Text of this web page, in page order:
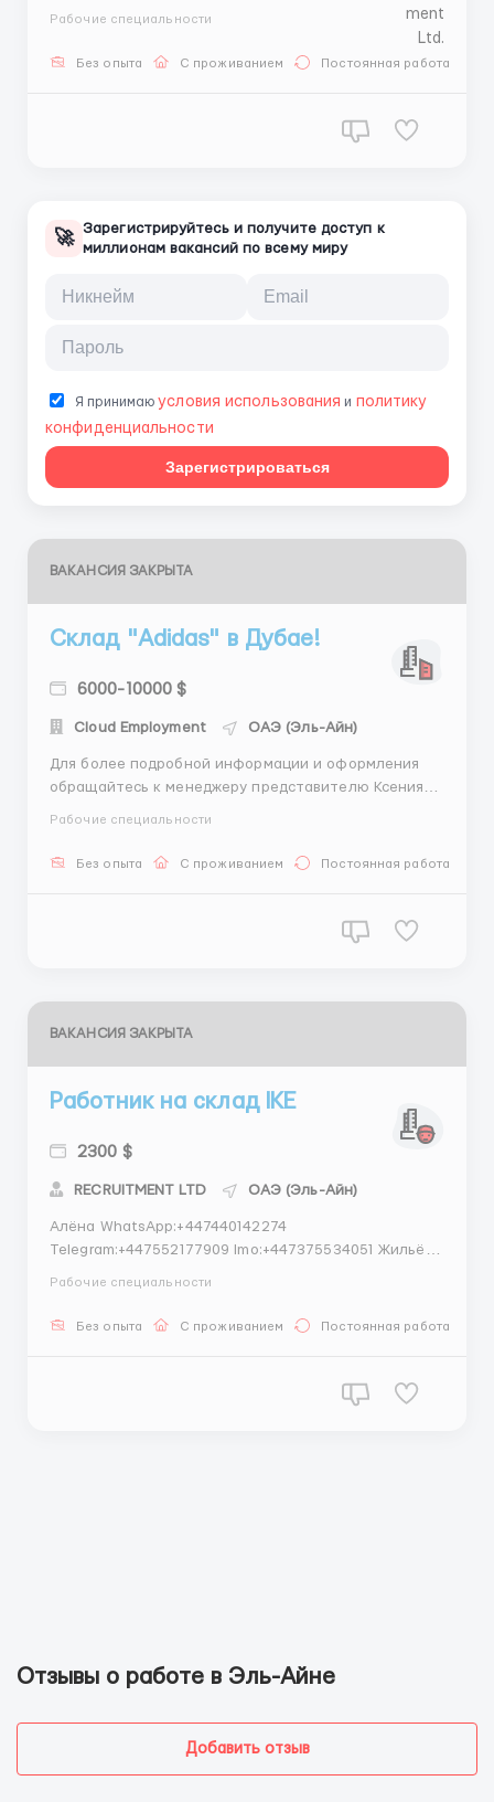
объектов, энергетических и буровых установок,
мужчины, женщины, семейные пары, бригады.
Рабочие специальности
Без опыта С проживанием Постоянная работа
🚀 Зарегистрируйтесь и получите доступ к
миллионам вакансий по всему миру
Я принимаюусловия использования и политику
конфиденциальности
Зарегистрироваться
ВАКАНСИЯ ЗАКРЫТА
Склад "Adidas" в Дубае!
6000-10000 $
Cloud Employment ОАЭ (Эль-Айн)
Для более подробной информации и оформления
обращайтесь к менеджеру представителю Ксения
знания языка(всему обучают,ещё и обучение
Рабочие специальности
Без опыта С проживанием Постоянная работа
ВАКАНСИЯ ЗАКРЫТА
Работник на склад IKE
2300 $
RECRUITMENT LTD ОАЭ (Эль-Айн)
Алёна WhatsApp:+447440142274
Telegram:+447552177909 Imo:+447375534051 Жильё
и женщины, семейные пары. Возраст: 18-65 лет Язык
Рабочие специальности
Без опыта С проживанием Постоянная работа
Отзывы о работе в Эль-Айне
Добавить отзыв